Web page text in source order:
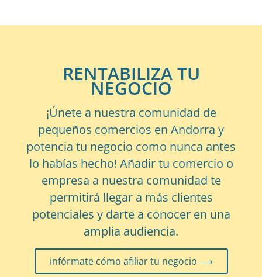
RENTABILIZA TU
NEGOCIO
¡Únete a nuestra comunidad de
pequeños comercios en Andorra y
potencia tu negocio como nunca antes
lo habías hecho! Añadir tu comercio o
empresa a nuestra comunidad te
permitirá llegar a más clientes
potenciales y darte a conocer en una
amplia audiencia.
infórmate cómo afiliar tu negocio ⟶